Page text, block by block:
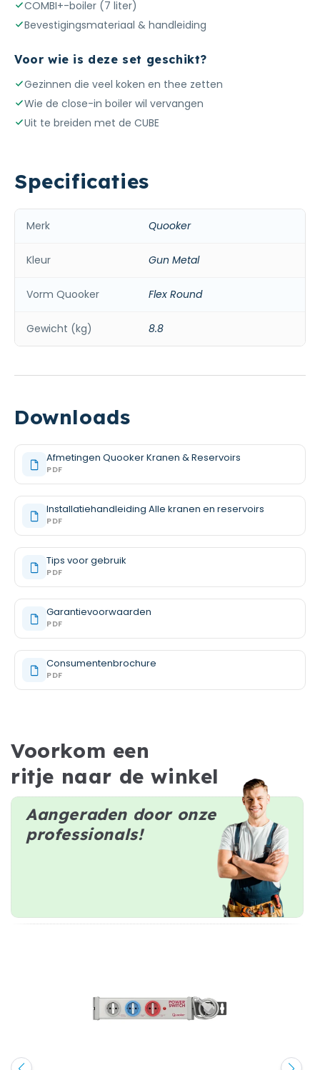
COMBI+-boiler (7 liter)
Bevestigingsmateriaal & handleiding
Voor wie is deze set geschikt?
Gezinnen die veel koken en thee zetten
Wie de close-in boiler wil vervangen
Uit te breiden met de CUBE
Specificaties
Merk Quooker
Kleur Gun Metal
Vorm Quooker Flex Round
Gewicht (kg) 8.8
Downloads
Afmetingen Quooker Kranen & Reservoirs
PDF
Installatiehandleiding Alle kranen en reservoirs
PDF
Tips voor gebruik
PDF
Garantievoorwaarden
PDF
Consumentenbrochure
PDF
Voorkom een
ritje naar de winkel
Aangeraden door onze
professionals!